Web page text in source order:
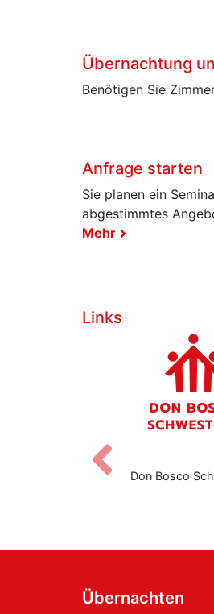
Übernachtung
Benötigen Sie
Anfrage starten
Sie planen ein
abgestimmtes
Mehr
Links
Don Bosco Schwestern
Übernachten